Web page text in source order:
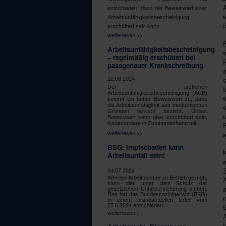
entschieden, dass der Beweiswert einer
Arbeitsunfähigkeitsbescheinigung
erschüttert sein kann,…
weiterlesen >>
Arbeitsunfähigkeitsbescheinigung
– regelmäßig erschüttert bei
passgenauer Krankschreibung
22.08.2024
Der ärztlichen
Arbeitsunfähigkeitsbescheinigung (AUB)
kommt ein hoher Beweiswert zu, dass
die Arbeitsunfähigkeit aus medizinischen
Gründen wirklich besteht. Dieser
Beweiswert kann aber erschüttert sein,
insbesondere in Zusammenhang mit…
weiterlesen >>
BSG: Impfschaden kann
Arbeitsunfall sein!
04.07.2024
Werden Arbeitnehmer im Betrieb geimpft,
kann dies unter dem Schutz der
gesetzlichen Unfallversicherung stehen.
Das hat das Bundessozialgericht (BSG)
in einem brandaktuellen Urteil vom
27.6.2024 entschieden…
weiterlesen >>